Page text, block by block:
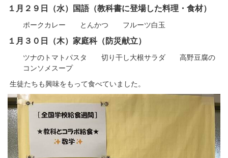
１月２９日（水）国語（教科書に登場した料理・食材）
ポークカレー とんかつ フルーツ白玉
１月３０日（木）家庭科（防災献立）
ツナのトマトパスタ 切り干し大根サラダ 高野豆腐の
コンソメスープ
生徒たちも興味をもって食べていました。